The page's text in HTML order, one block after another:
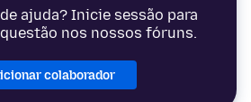
ajuda? Inicie sessão para
nos nossos fóruns.
colaborador